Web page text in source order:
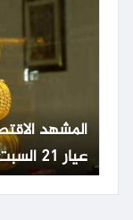
المشهد
تطورات